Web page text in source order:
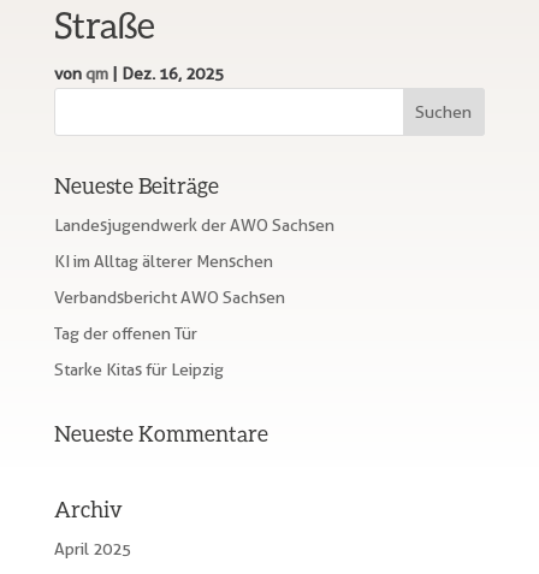
Straße
vonqm| Dez. 16, 2025
Neueste Beiträge
Landesjugendwerk der AWO Sachsen
KI im Alltag älterer Menschen
Verbandsbericht AWO Sachsen
Tag der offenen Tür
Starke Kitas für Leipzig
Neueste Kommentare
Archiv
April 2025